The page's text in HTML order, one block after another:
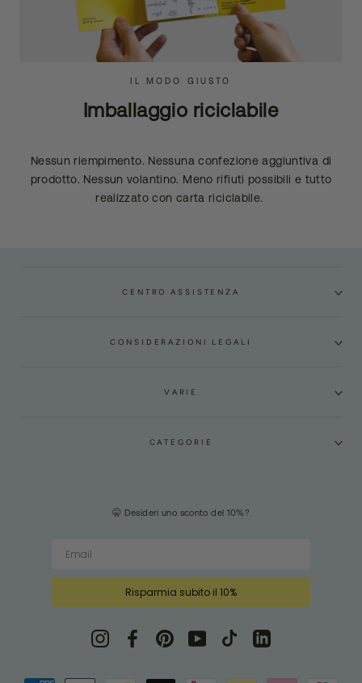
IL MODO GIUSTO
Imballaggio riciclabile
Nessun riempimento. Nessuna confezione aggiuntiva di
prodotto. Nessun volantino. Meno rifiuti possibili e tutto
realizzato con carta riciclabile.
CENTRO ASSISTENZA
CONSIDERAZIONI LEGALI
VARIE
CATEGORIE
🤫 Desideri uno sconto del 10%?
Risparmia subito il 10%